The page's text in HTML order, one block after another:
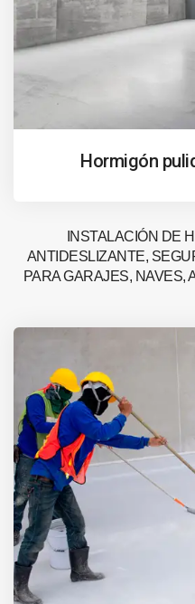
Hormigón
INSTALACIÓN DE
ANTIDESLIZANTE,
PARA GARAJES, NAVES,